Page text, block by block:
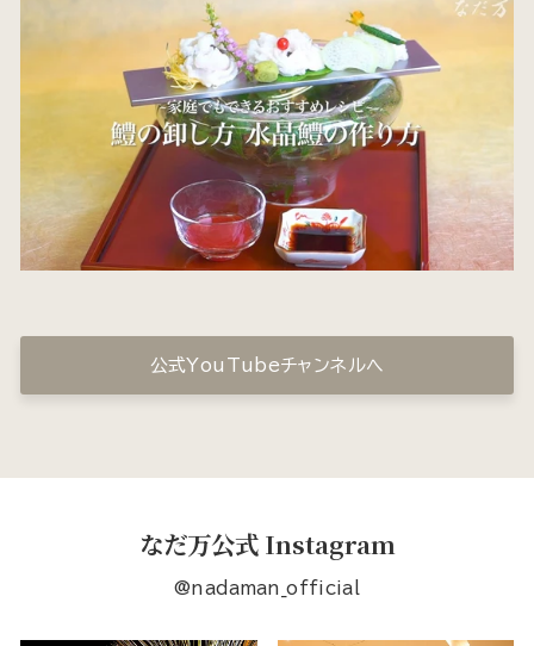
公式YouTubeチャンネルへ
なだ万公式 Instagram
@nadaman_official